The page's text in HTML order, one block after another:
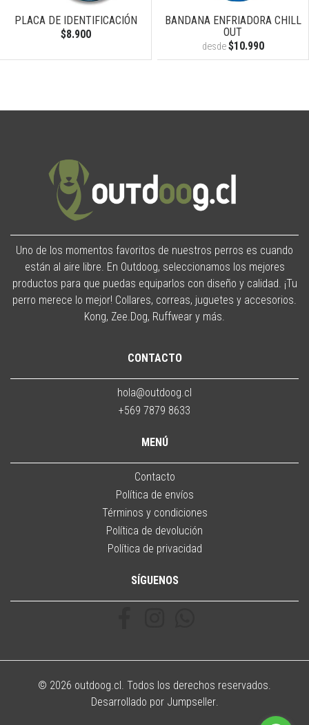
PLACA DE IDENTIFICACIÓN
$8.900
BANDANA ENFRIADORA CHILL
OUT
desde$10.990
Uno de los momentos favoritos de nuestros perros es cuando
están al aire libre. En Outdoog, seleccionamos los mejores
productos para que puedas equiparlos con diseño y calidad. ¡Tu
perro merece lo mejor! Collares, correas, juguetes y accesorios.
Kong, Zee.Dog, Ruffwear y más.
CONTACTO
hola@outdoog.cl
+569 7879 8633
MENÚ
Contacto
Política de envíos
Términos y condiciones
Política de devolución
Política de privacidad
SÍGUENOS
© 2026 outdoog.cl. Todos los derechos reservados.
Desarrollado por Jumpseller.